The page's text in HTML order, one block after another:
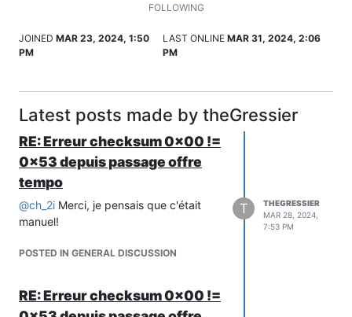
FOLLOWING
JOINED MAR 23, 2024, 1:50
PM
LAST ONLINE MAR 31, 2024, 2:06
PM
Latest posts made by theGressier
RE: Erreur checksum 0x00 !=
0×53 depuis passage offre
tempo
@ch_2i Merci, je pensais que c'était
manuel!
POSTED IN GENERAL DISCUSSION
T
THEGRESSIER
MAR 28, 2024,
7:53 PM
RE: Erreur checksum 0x00 !=